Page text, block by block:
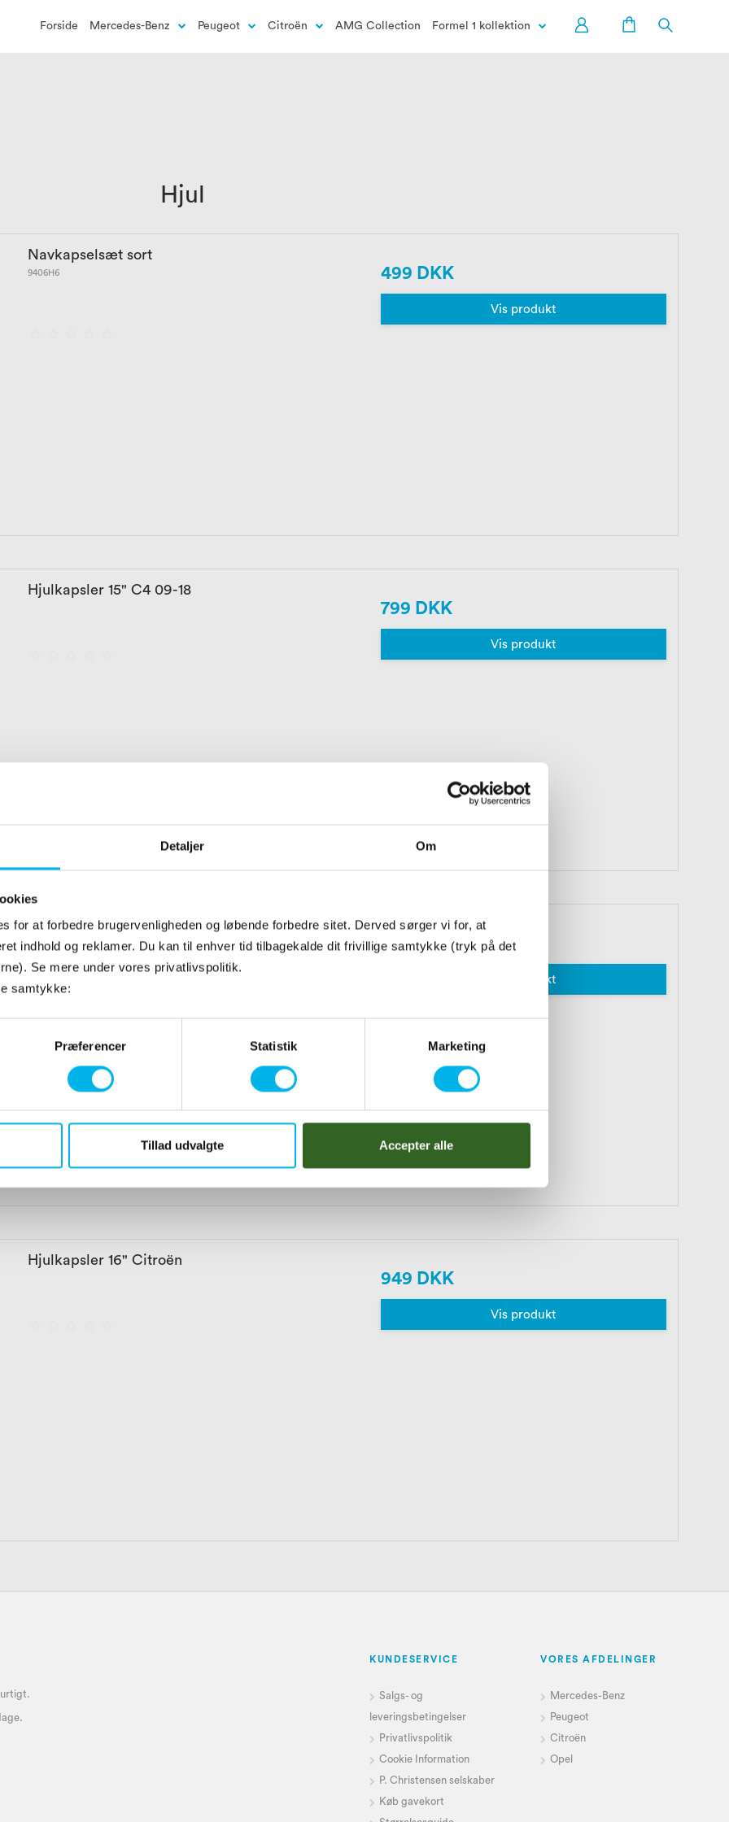
Detaljer Om
for at forbedre brugervenligheden og løbende forbedre sitet. Derved sørger vi for, at
indhold og reklamer. Du kan til enhver tid tilbagekalde dit frivillige samtykke (tryk på det
Se mere under vores privatlivspolitik.
samtykke:
Præferencer Statistik Marketing
Tillad udvalgte Accepter alle
Forside Mercedes-Benz Peugeot Citroën AMG Collection Formel 1 kollektion
Hjul
Navkapselsæt sort
9406H6 499 DKK
Vis produkt
Hjulkapsler 15" C4 09-18
799 DKK
Vis produkt
Citroën Hjulkapsler 15"
996 DKK
Vis produkt
Hjulkapsler 16" Citroën
949 DKK
Vis produkt
KUNDESERVICE
Salgs- og
leveringsbetingelser
Privatlivspolitik
Cookie Information
P. Christensen selskaber
Køb gavekort
VORES AFDELINGER
Mercedes-Benz
Peugeot
Citroën
Opel